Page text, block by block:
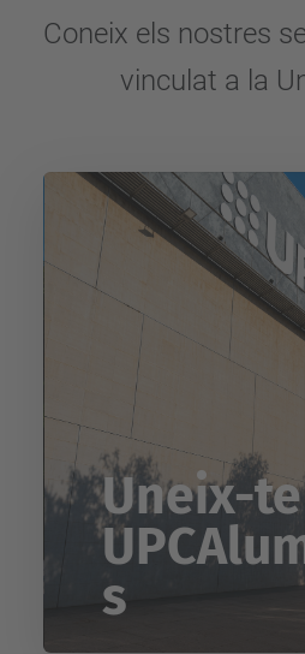
Coneix els nostres
vinculat a la
Uneix-
s